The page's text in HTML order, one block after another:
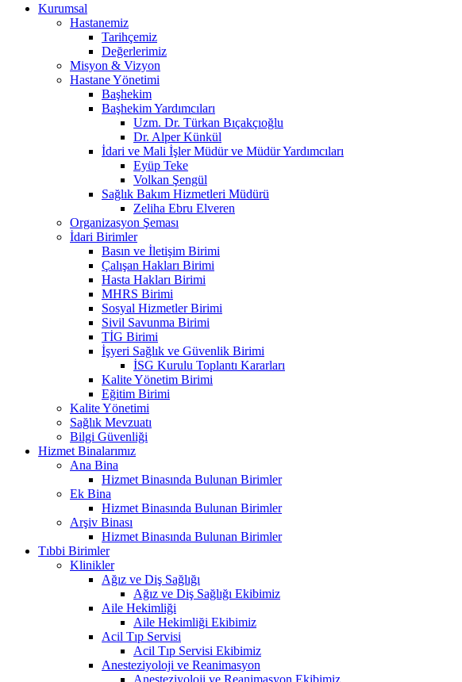
Kurumsal
Hastanemiz
Tarihçemiz
Değerlerimiz
Misyon & Vizyon
Hastane Yönetimi
Başhekim
Başhekim Yardımcıları
Uzm. Dr. Türkan Bıçakçıoğlu
Dr. Alper Künkül
İdari ve Mali İşler Müdür ve Müdür Yardımcıları
Eyüp Teke
Volkan Şengül
Sağlık Bakım Hizmetleri Müdürü
Zeliha Ebru Elveren
Organizasyon Şeması
İdari Birimler
Basın ve İletişim Birimi
Çalışan Hakları Birimi
Hasta Hakları Birimi
MHRS Birimi
Sosyal Hizmetler Birimi
Sivil Savunma Birimi
TİG Birimi
İşyeri Sağlık ve Güvenlik Birimi
İSG Kurulu Toplantı Kararları
Kalite Yönetim Birimi
Eğitim Birimi
Kalite Yönetimi
Sağlık Mevzuatı
Bilgi Güvenliği
Hizmet Binalarımız
Ana Bina
Hizmet Binasında Bulunan Birimler
Ek Bina
Hizmet Binasında Bulunan Birimler
Arşiv Binası
Hizmet Binasında Bulunan Birimler
Tıbbi Birimler
Klinikler
Ağız ve Diş Sağlığı
Ağız ve Diş Sağlığı Ekibimiz
Aile Hekimliği
Aile Hekimliği Ekibimiz
Acil Tıp Servisi
Acil Tıp Servisi Ekibimiz
Anesteziyoloji ve Reanimasyon
Anesteziyoloji ve Reanimasyon Ekibimiz